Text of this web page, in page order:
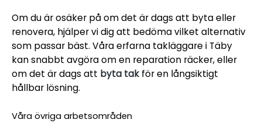
Om du är osäker på om det är dags att byta eller
renovera, hjälper vi dig att bedöma vilket alternativ
som passar bäst. Våra erfarna takläggare i Täby
kan snabbt avgöra om en reparation räcker, eller
om det är dags att byta tak för en långsiktigt
hållbar lösning.
Våra övriga arbetsområden